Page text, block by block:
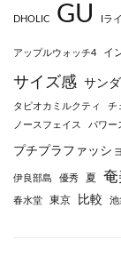
DHOLIC GU Iラ
アップルウォッチ4 イ
サイズ感 サン
タピオカミルクティ チ
ノースフェイス
パワー
プチプラファッシ
伊良部島 優秀 夏 奄
春水堂 東京 比較 池